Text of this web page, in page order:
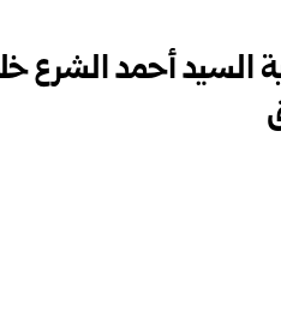
السيد أحمد الشرع